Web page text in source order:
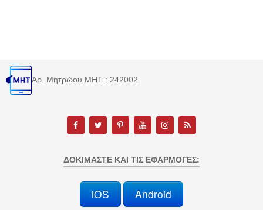
Αρ. Μητρώου MHT : 242002
ΔΟΚΙΜΆΣΤΕ ΚΑΙ ΤΙΣ ΕΦΑΡΜΟΓΈΣ:
iOS Android